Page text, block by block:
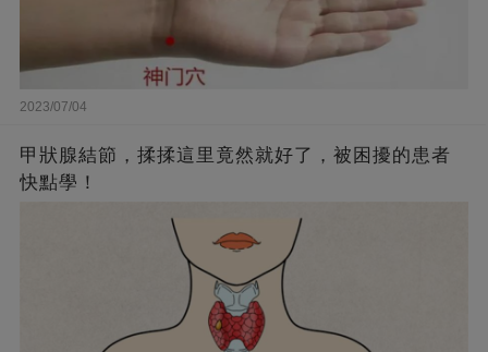
2023/07/04
甲狀腺結節，揉揉這里竟然就好了，被困擾的患者
快點學！